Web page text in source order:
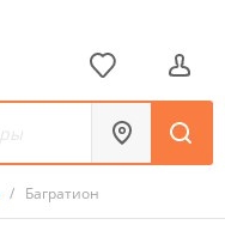
/ Багратион